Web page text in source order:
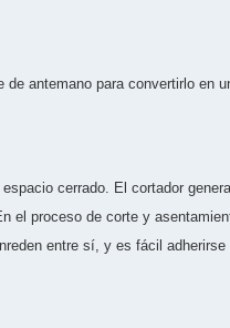
antemano para convertirlo en
cerrado. El cortador
el proceso de corte y
entre sí, y es fácil adherirse